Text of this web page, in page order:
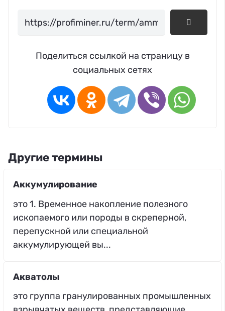
Поделиться ссылкой на страницу в
социальных сетях
Другие термины
Аккумулирование
это 1. Временное накопление полезного
ископаемого или породы в скреперной,
перепускной или специальной
аккумулирующей вы...
Акватолы
это группа гранулированных промышленных